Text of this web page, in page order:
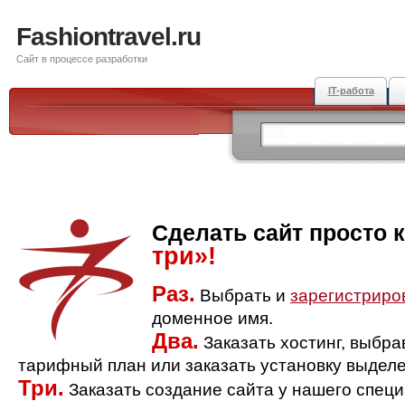
Fashiontravel.ru
Сайт в процессе разработки
IT-работа
Сделать сайт просто
три»!
Раз. Выбрать и
доменное имя.
Два. Заказать хостинг,
тарифный план или заказать установку
Три. Заказать создание сайта у нашего